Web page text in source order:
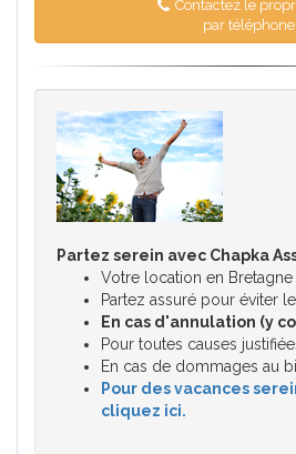
Contactez le
par téléphone
Partez serein avec Chapka
Votre location en Bretagne
Partez assuré pour éviter
En cas d'annulation (y
Pour toutes causes
En cas de dommages au
Pour des vacances
cliquez ici.